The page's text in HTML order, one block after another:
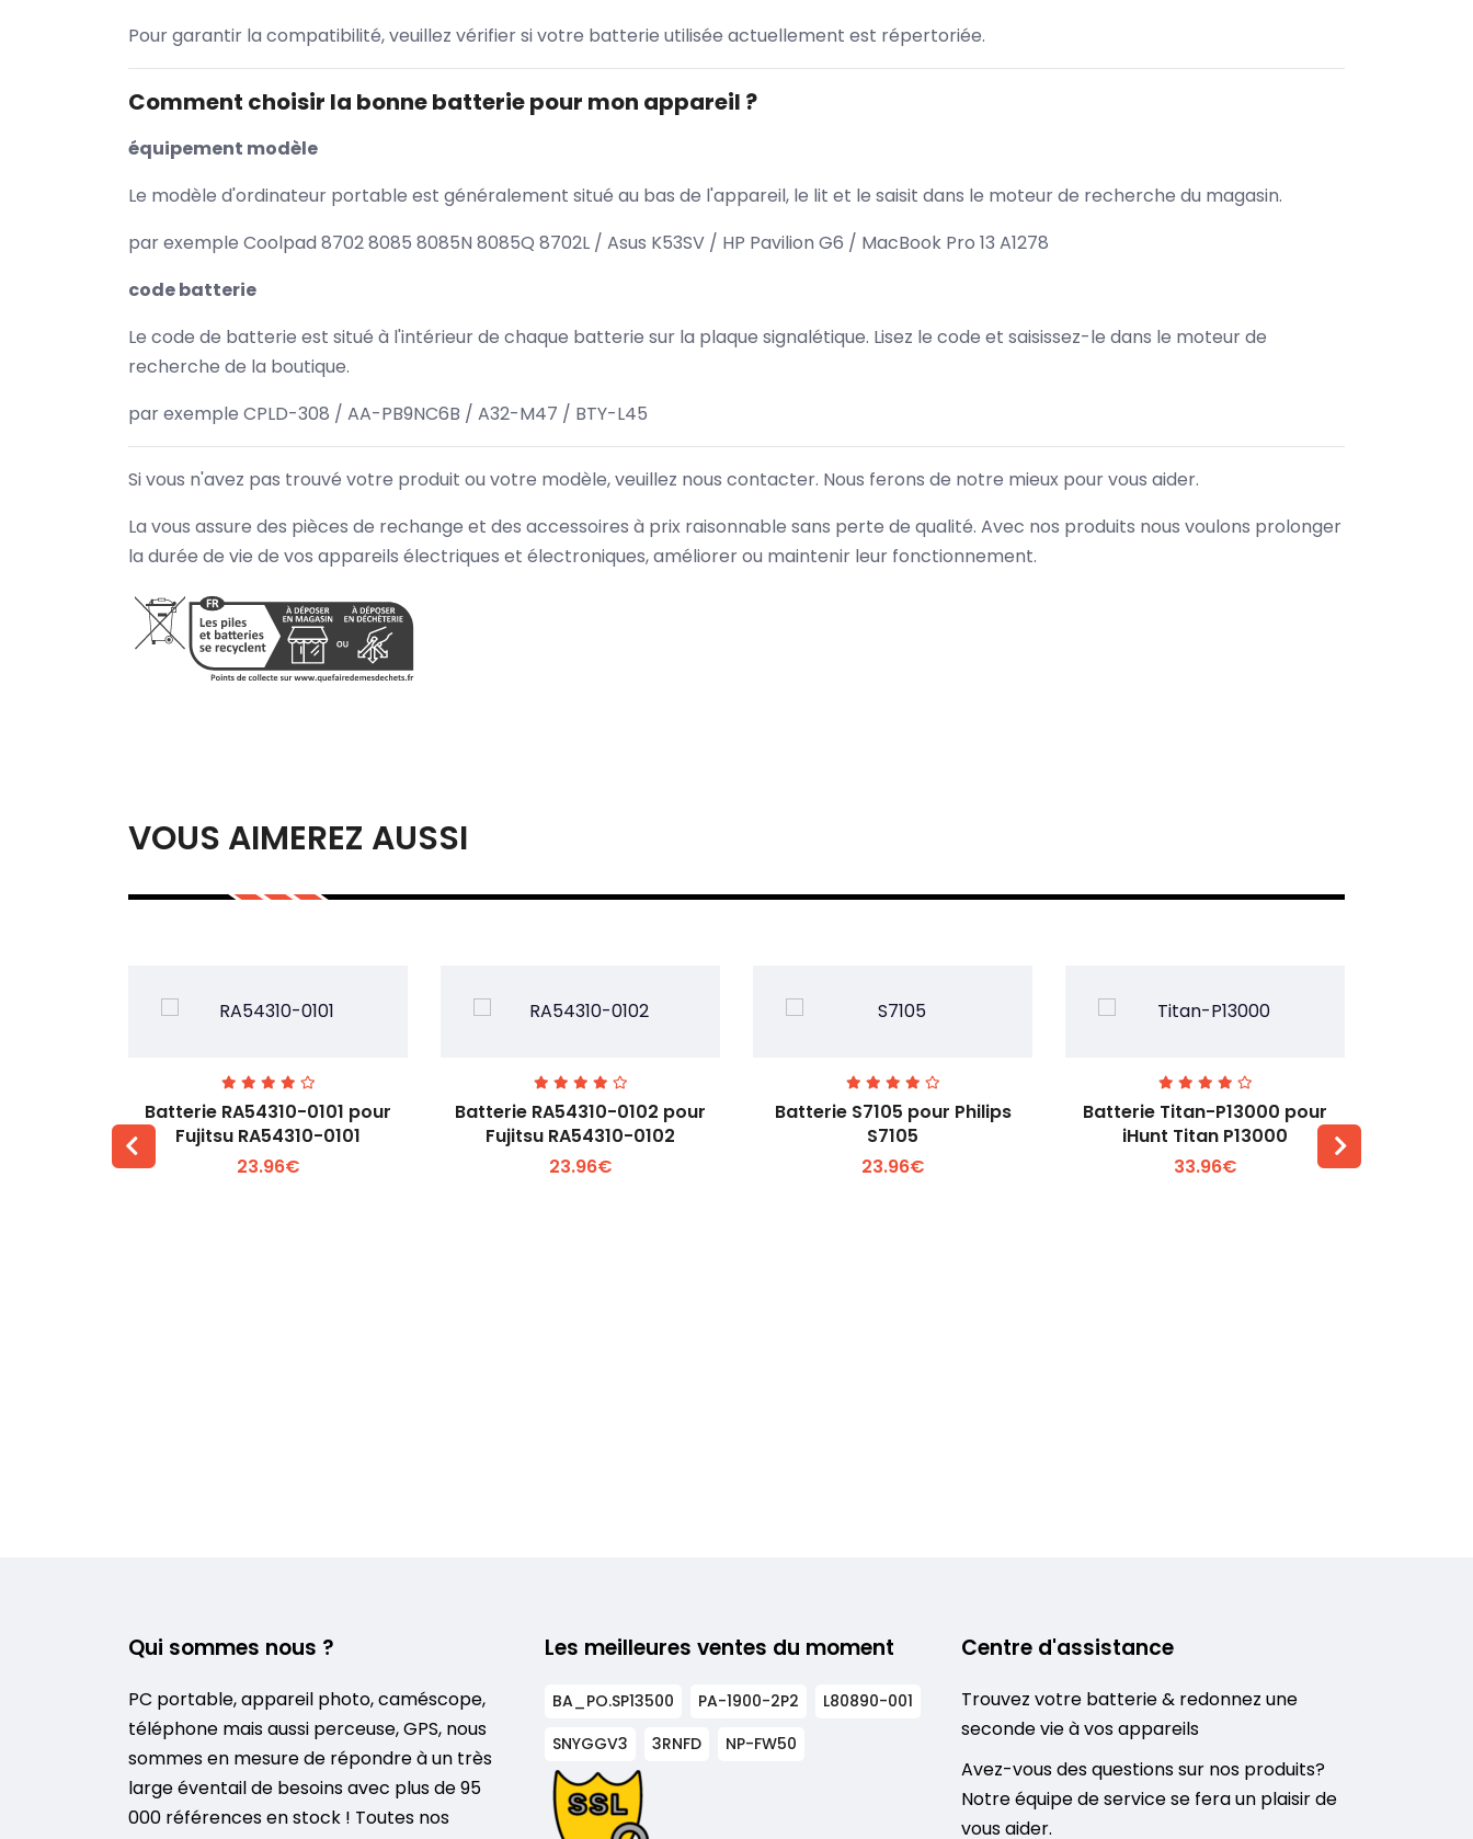
Pour garantir la compatibilité, veuillez vérifier si votre batterie utilisée actuellement est répertoriée.
Comment choisir la bonne batterie pour mon appareil ?
équipement modèle
Le modèle d'ordinateur portable est généralement situé au bas de l'appareil, le lit et le saisit dans le moteur de recherche du magasin.
par exemple Coolpad 8702 8085 8085N 8085Q 8702L / Asus K53SV / HP Pavilion G6 / MacBook Pro 13 A1278
code batterie
Le code de batterie est situé à l'intérieur de chaque batterie sur la plaque signalétique. Lisez le code et saisissez-le dans le moteur de
recherche de la boutique.
par exemple CPLD-308 / AA-PB9NC6B / A32-M47 / BTY-L45
Si vous n'avez pas trouvé votre produit ou votre modèle, veuillez nous contacter. Nous ferons de notre mieux pour vous aider.
La vous assure des pièces de rechange et des accessoires à prix raisonnable sans perte de qualité. Avec nos produits nous voulons prolonger
la durée de vie de vos appareils électriques et électroniques, améliorer ou maintenir leur fonctionnement.
VOUS AIMEREZ AUSSI
Voir plus +
Batterie RA54310-0101 pour
Fujitsu RA54310-0101
23.96€
Voir plus +
Batterie RA54310-0102 pour
Fujitsu RA54310-0102
23.96€
Voir plus +
Batterie S7105 pour Philips
S7105
23.96€
Voir plus +
Batterie Titan-P13000 pour
iHunt Titan P13000
33.96€
Qui sommes nous ?
PC portable, appareil photo, caméscope,
téléphone mais aussi perceuse, GPS, nous
sommes en mesure de répondre à un très
large éventail de besoins avec plus de 95
000 références en stock ! Toutes nos
Les meilleures ventes du moment
BA_PO.SP13500 PA-1900-2P2
L80890-001
SNYGGV3
3RNFD NP-FW50
Centre d'assistance
Trouvez votre batterie & redonnez une
seconde vie à vos appareils
Avez-vous des questions sur nos produits?
Notre équipe de service se fera un plaisir de
vous aider.